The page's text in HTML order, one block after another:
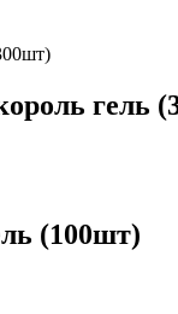
гель
(100шт)